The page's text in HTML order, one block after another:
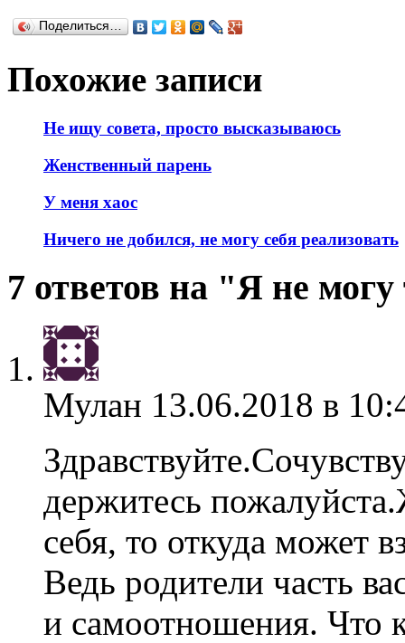
Поделиться…
Похожие записи
Не ищу совета, просто высказываюсь
Женственный парень
У меня хаос
Ничего не добился, не могу себя реализовать
7 ответов на "Я не
Мулан 13.06.2018 в
держитесь
себя, то откуда может
Ведь родители часть
и самоотношения. Что